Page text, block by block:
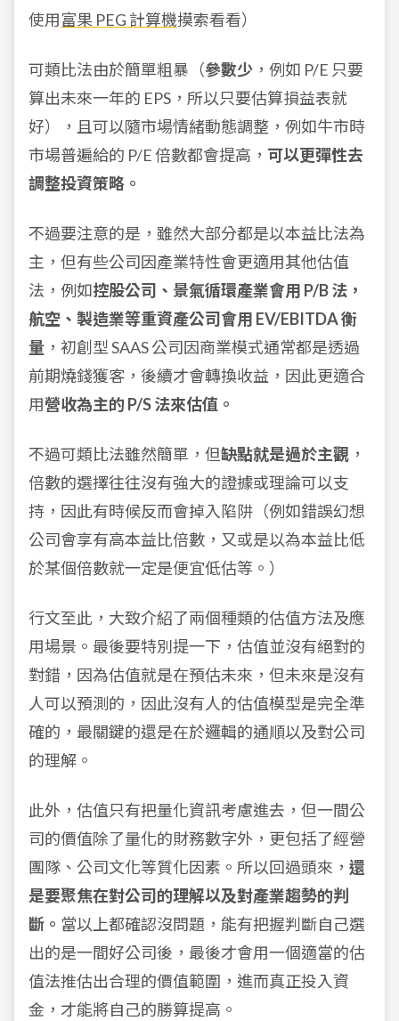
使用富果 PEG 計算機摸索看看）
可類比法由於簡單粗暴（參數少 ，例如 P/E 只要
算出未來一年的 EPS，所以只要估算損益表就
好），且可以隨市場情緒動態調整，例如牛市時
市場普遍給的 P/E 倍數都會提高， 可以更彈性去
調整投資策略。
不過要注意的是，雖然大部分都是以本益比法為
主，但有些公司因產業特性會更適用其他估值
法，例如控股公司、景氣循環產業會用 P/B 法，
航空、製造業等重資產公司會用 EV/EBITDA 衡
量 ，初創型 SAAS 公司因商業模式通常都是透過
前期燒錢獲客，後續才會轉換收益，因此更適合
用營收為主的 P/S 法來估值。
不過可類比法雖然簡單，但缺點就是過於主觀 ，
倍數的選擇往往沒有強大的證據或理論可以支
持，因此有時候反而會掉入陷阱（例如錯誤幻想
公司會享有高本益比倍數，又或是以為本益比低
於某個倍數就一定是便宜低估等。）
行文至此，大致介紹了兩個種類的估值方法及應
用場景。最後要特別提一下，估值並沒有絕對的
對錯，因為估值就是在預估未來，但未來是沒有
人可以預測的，因此沒有人的估值模型是完全準
確的，最關鍵的還是在於邏輯的通順以及對公司
的理解。
此外，估值只有把量化資訊考慮進去，但一間公
司的價值除了量化的財務數字外，更包括了經營
團隊、公司文化等質化因素。所以回過頭來， 還
是要聚焦在對公司的理解以及對產業趨勢的判
斷。 當以上都確認沒問題，能有把握判斷自己選
出的是一間好公司後，最後才會用一個適當的估
值法推估出合理的價值範圍，進而真正投入資
金，才能將自己的勝算提高。